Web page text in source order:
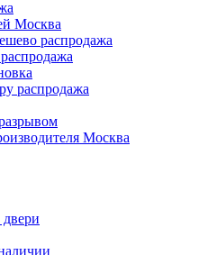
Москва
распродажа
распродажа
Москва